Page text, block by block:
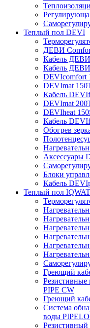
Теплый пол DEVI
ДЕВИ
Кабель
Кабель
DEVIcomfort
DEVImat
Кабель
DEVImat
DEVIheat
Кабель
Обогрев
Аксессуары
Блоки
Кабель
Теплый пол
Греющий
Резистивные
PIPE CW
Греющий
Система
воды